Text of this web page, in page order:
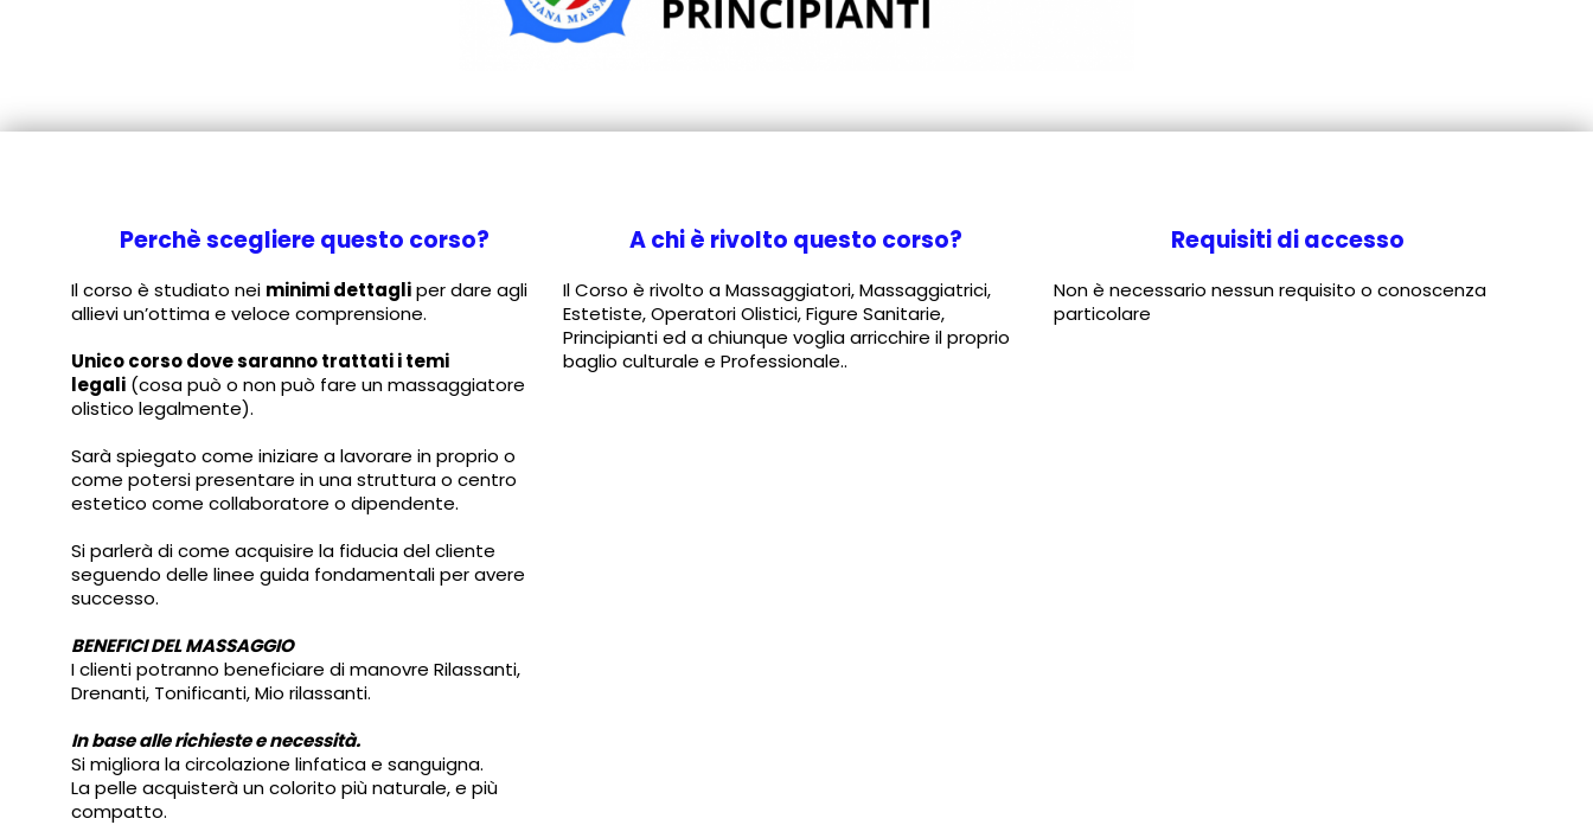
Perchè scegliere questo corso?
Il corso è studiato nei minimi dettagliper dare agli
allievi un’ottima e veloce comprensione.
Unico corso dove saranno trattati i temi
legali (cosa può o non può fare un massaggiatore
olistico legalmente).
Sarà spiegato come iniziare a lavorare in proprio o
come potersi presentare in una struttura o centro
estetico come collaboratore o dipendente.
Si parlerà di come acquisire la fiducia del cliente
seguendo delle linee guida fondamentali per avere
successo.
BENEFICI DEL MASSAGGIO
I clienti potranno beneficiare di manovre Rilassanti,
Drenanti, Tonificanti, Mio rilassanti.
In base alle richieste e necessità.
Si migliora la circolazione linfatica e sanguigna.
La pelle acquisterà un colorito più naturale, e più
compatto.
A chi è rivolto questo corso?
Il Corso è rivolto a Massaggiatori, Massaggiatrici,
Estetiste, Operatori Olistici, Figure Sanitarie,
Principianti ed a chiunque voglia arricchire il proprio
baglio culturale e Professionale..
Requisiti di accesso
Non è necessario nessun requisito o conoscenza
particolare